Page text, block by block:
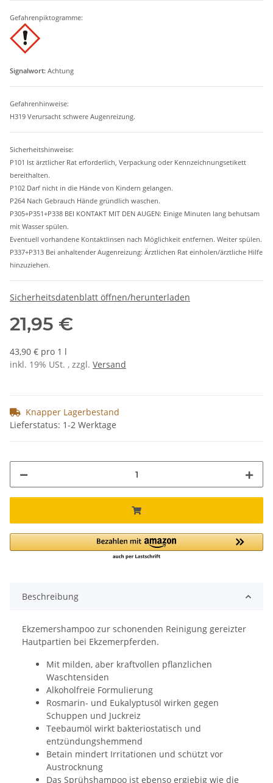
Gefahrenpiktogramme:
Signalwort: Achtung
Gefahrenhinweise:
H319 Verursacht schwere Augenreizung.
Sicherheitshinweise:
P101 Ist ärztlicher Rat erforderlich, Verpackung oder Kennzeichnungsetikett
bereithalten.
P102 Darf nicht in die Hände von Kindern gelangen.
P264 Nach Gebrauch Hände gründlich waschen.
P305+P351+P338 BEI KONTAKT MIT DEN AUGEN: Einige Minuten lang behutsam
mit Wasser spülen.
Eventuell vorhandene Kontaktlinsen nach Möglichkeit entfernen. Weiter spülen.
P337+P313 Bei anhaltender Augenreizung: Ärztlichen Rat einholen/ärztliche Hilfe
hinzuziehen.
Sicherheitsdatenblatt öffnen/herunterladen
21,95 €
43,90 € pro 1 l
inkl. 19% USt. , zzgl. Versand
Knapper Lagerbestand
Lieferstatus: 1-2 Werktage
Beschreibung
Ekzemershampoo zur schonenden Reinigung gereizter
Hautpartien bei Ekzemerpferden.
Mit milden, aber kraftvollen pflanzlichen
Waschtensiden
Alkoholfreie Formulierung
Rosmarin- und Eukalyptusöl wirken gegen
Schuppen und Juckreiz
Teebaumöl wirkt bakteriostatisch und
entzündungshemmend
Betain mindert Irritationen und schützt vor
Austrocknung
Das Sprühshampoo ist ebenso ergiebig wie die